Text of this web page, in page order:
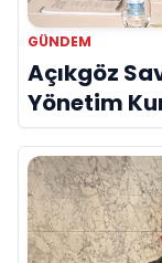
GÜNDEM
Açıkgöz
Yönetim
Savunma
Vurgusu